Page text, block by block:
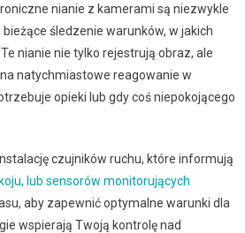
nianie z kamerami są niezwykle
śledzenie warunków, w jakich
nianie nie tylko rejestrują obraz, ale
natychmiastowe reagowanie w
opieki lub gdy coś niepokojącego
czujników ruchu, które informują
lub sensorów monitorujących
aby zapewnić optymalne warunki dla
wspierają Twoją kontrolę nad